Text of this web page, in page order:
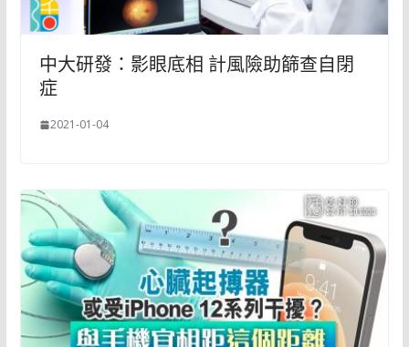
中大研發：影眼底相 計風險助篩查自閉
症
2021-01-04